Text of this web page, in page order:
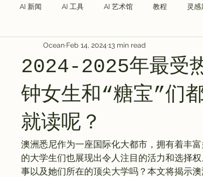
AI 新闻 AI 工具 AI 艺术馆 教程 灵感
Tutorials AI Posts AI 工具
教程 AI 新闻 AI 工具 AI 艺术馆
2024-2025年最受
钟女生和“糖宝”们
就读呢？
Ocean Feb 14, 2024 13 min read
澳洲悉尼作为一座国际化大都市，拥有着丰
的大学生们也展现出令人注目的活力和选择
事以及她们所在的顶尖大学吗？本文将揭示